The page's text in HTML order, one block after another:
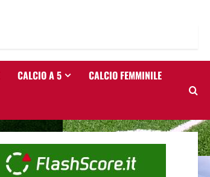
CALCIO A 5 CALCIO FEMMINILE